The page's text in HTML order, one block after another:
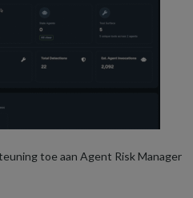
toe aan Agent Risk Manager